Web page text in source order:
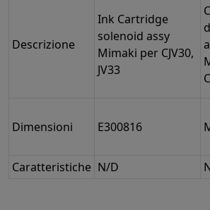
Descrizione
Ink Cartridge
solenoid assy
Mimaki per CJV30,
JV33
Dimensioni E300816
Caratteristiche N/D